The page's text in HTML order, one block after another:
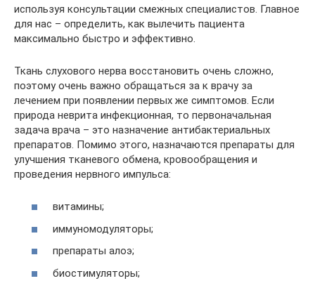
используя консультации смежных специалистов. Главное
для нас – определить, как вылечить пациента
максимально быстро и эффективно.
Ткань слухового нерва восстановить очень сложно,
поэтому очень важно обращаться за к врачу за
лечением при появлении первых же симптомов. Если
природа неврита инфекционная, то первоначальная
задача врача – это назначение антибактериальных
препаратов. Помимо этого, назначаются препараты для
улучшения тканевого обмена, кровообращения и
проведения нервного импульса:
витамины;
иммуномодуляторы;
препараты алоэ;
биостимуляторы;